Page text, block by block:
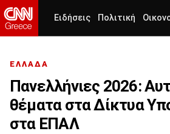
Ειδήσεις Πολιτική
ΕΛΛΑΔΑ
Πανελλήνιες 2026:
θέματα στα Δίκτυα
στα ΕΠΑΛ